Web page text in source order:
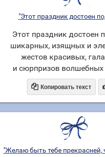
"Этот праздник достоен
Этот праздник достоен
шикарных, изящных и
жестов красивых,
и сюрпризов волшебных
 Копировать текст
"Желаю быть тебе прекрасней,